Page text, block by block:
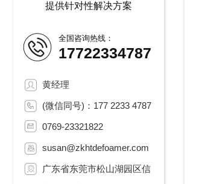
提供针对性解决方案
全国咨询热线：
17722334787
黄经理
(微信同号)：177 2233 4787
0769-23321822
susan@zkhtdefoamer.com
广东省东莞市松山湖园区信